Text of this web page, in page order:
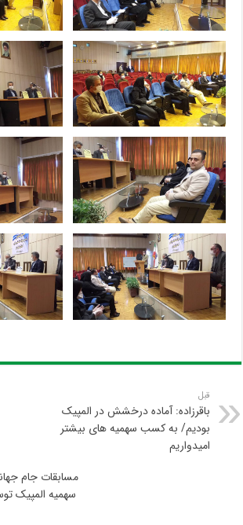
قبل
باقرزاده: آماده درخشش در المپیک
بودیم/ به کسب سهمیه های بیشتر
امیدواریم
مسابقات جام
سهمیه المپیک